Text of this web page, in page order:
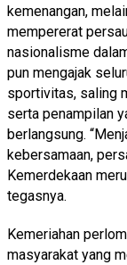
kemenangan,
mempererat
nasionalisme
pun mengajak
sportivitas, saling
serta penampilan
berlangsung.
kebersamaan,
Kemerdekaan
tegasnya.
Kemeriahan
masyarakat yang